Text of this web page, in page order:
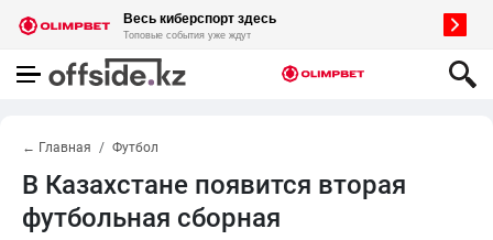
← Главная Футбол
В Казахстане появится вторая
футбольная сборная